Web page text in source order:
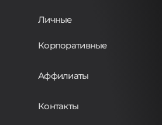
Личные
Корпоративные
Аффилиаты
Контакты